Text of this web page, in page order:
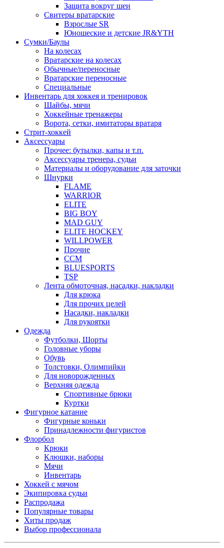
Защита вокруг шеи
Свитеры вратарские
Взрослые SR
Юношеские и детские JR&YTH
Сумки/Баулы
На колесах
Вратарские на колесах
Обычные/переносные
Вратарские переносные
Специальные
Инвентарь для хоккея и тренировок
Шайбы, мячи
Хоккейные тренажеры
Ворота, сетки, имитаторы вратаря
Стрит-хоккей
Аксессуары
Прочее: бутылки, капы и т.п.
Аксессуары тренера, судьи
Материалы и оборудование для заточки
Шнурки
FLAME
WARRIOR
ELITE
BIG BOY
MAD GUY
ELITE HOCKEY
WILLPOWER
Прочие
CCM
BLUESPORTS
TSP
Лента обмоточная, насадки, накладки
Для крюка
Для прочих целей
Насадки, накладки
Для рукоятки
Одежда
Футболки, Шорты
Головные уборы
Обувь
Толстовки, Олимпийки
Для новорожденных
Верхняя одежда
Спортивные брюки
Куртки
Фигурное катание
Фигурные коньки
Принадлежности фигуристов
Флорбол
Крюки
Клюшки, наборы
Мячи
Инвентарь
Хоккей с мячом
Экипировка судьи
Распродажа
Популярные товары
Хиты продаж
Выбор профессионала